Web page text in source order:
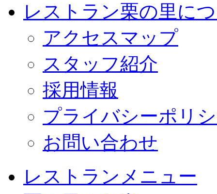
レストラン栗の里に
アクセスマップ
スタッフ紹介
採用情報
プライバシーポリ
お問い合わせ
レストランメニュー